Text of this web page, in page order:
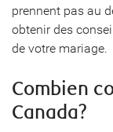
prennent pas au
obtenir des
de votre mariage.
Combien
Canada?